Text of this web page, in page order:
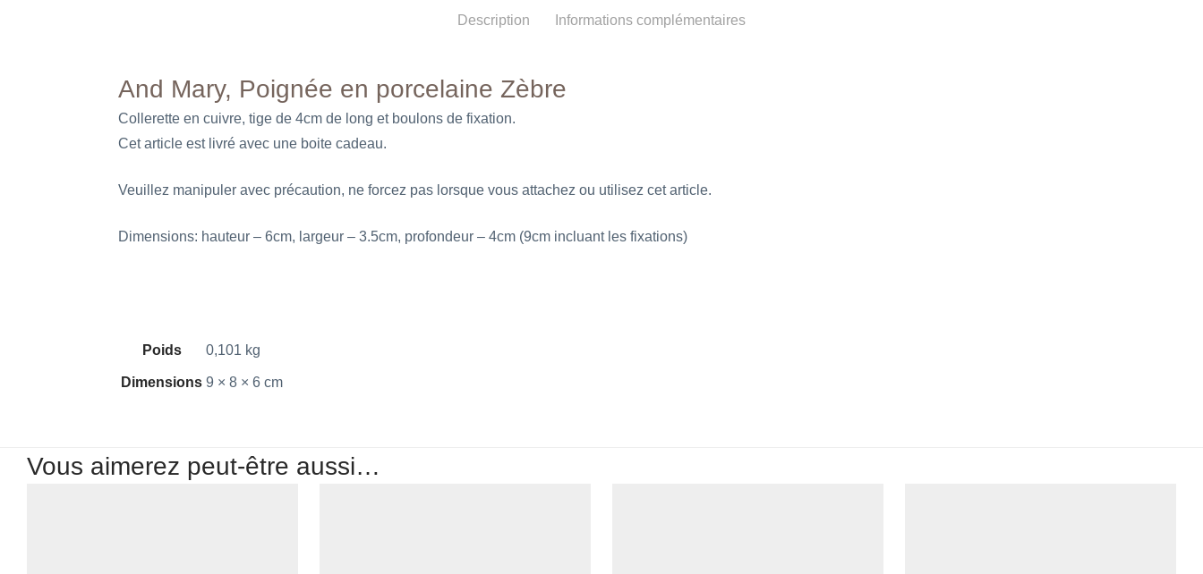
Description Informations complémentaires
And Mary, Poignée en porcelaine Zèbre
Collerette en cuivre, tige de 4cm de long et boulons de fixation.
Cet article est livré avec une boite cadeau.
Veuillez manipuler avec précaution, ne forcez pas lorsque vous attachez ou utilisez cet article.
Dimensions: hauteur – 6cm, largeur – 3.5cm, profondeur – 4cm (9cm incluant les fixations)
Poids 0,101 kg
Dimensions 9 × 8 × 6 cm
Vous aimerez peut-être aussi…